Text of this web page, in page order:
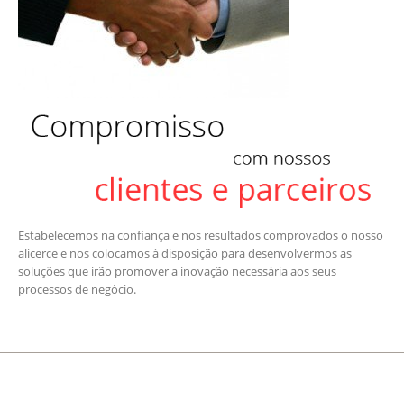
Estabelecemos na confiança e nos resultados comprovados o nosso
alicerce e nos colocamos à disposição para desenvolvermos as
soluções que irão promover a inovação necessária aos seus
processos de negócio.